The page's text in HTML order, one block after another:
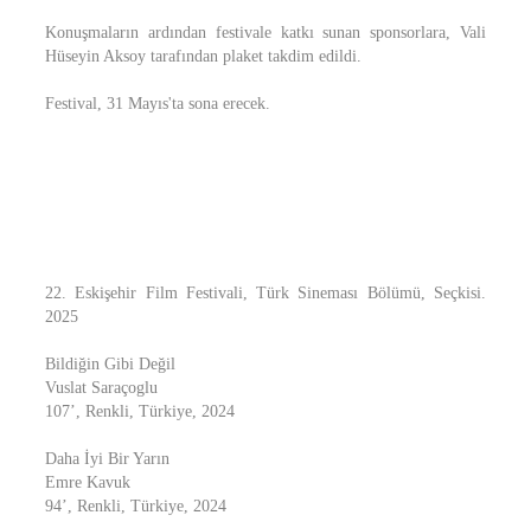
Konuşmaların ardından festivale katkı sunan sponsorlara, Vali
Hüseyin Aksoy tarafından plaket takdim edildi.
Festival, 31 Mayıs'ta sona erecek.
22. Eskişehir Film Festivali, Türk Sineması Bölümü, Seçkisi.
2025
Bildiğin Gibi Değil
Vuslat Saraçoglu
107’, Renkli, Türkiye, 2024
Daha İyi Bir Yarın
Emre Kavuk
94’, Renkli, Türkiye, 2024